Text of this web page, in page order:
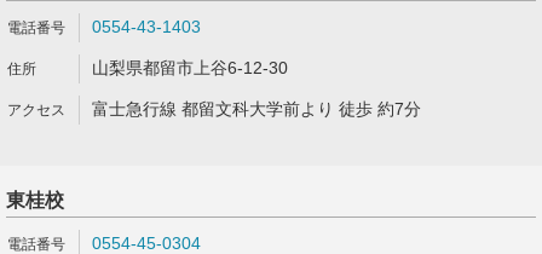
0554-43-1403
山梨県都留市上谷6-12-30
富士急行線 都留文科大学前より 徒歩 約7分
東桂校
0554-45-0304